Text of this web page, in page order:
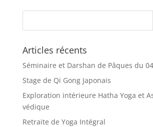
Articles récents
Séminaire et Darshan de Pâques du
Stage de Qi Gong Japonais
Exploration intérieure Hatha Yoga et
védique
Retraite de Yoga Intégral